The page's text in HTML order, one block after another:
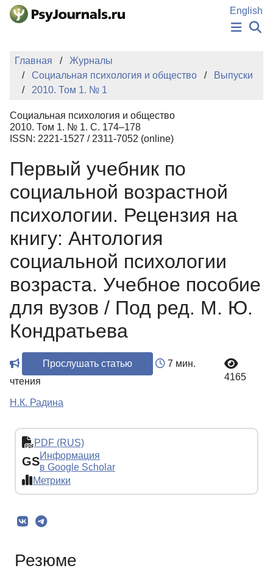
Перейти к основному содержанию
English
НОВОСТИ
ИЗДАНИЯ
БАЗА ЗНАНИЙ
КЛЮЧЕВЫЕ СЛОВА
Регистрация
Главная
Журналы
Социальная психология и общество
Выпуски
2010. Том 1. № 1
Социальная психология и общество
2010. Том 1. № 1. С. 174–178
ISSN: 2221-1527 / 2311-7052 (online)
Первый учебник по
социальной возрастной
психологии. Рецензия на
книгу: Антология
социальной психологии
возраста. Учебное пособие
для вузов / Под ред. М. Ю.
Кондратьева
Прослушать статью
7 мин.
чтения
4165
Н.К. Радина
PDF (RUS)
GSИнформация
в Google Scholar
Метрики
Резюме